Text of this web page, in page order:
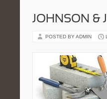
JOHNSON &
POSTED BY ADMIN